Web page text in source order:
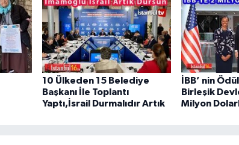
10 Ülkeden 15 Belediye
Başkanı İle Toplantı
Yaptı,İsrail Durmalıdır Artık
İBB’ nin
Birleşik
Milyon